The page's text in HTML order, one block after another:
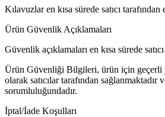
Kılavuzlar en kısa sürede satıcı
Ürün Güvenlik Açıklamaları
Güvenlik açıklamaları en kısa sürede
Ürün Güvenliği Bilgileri, ürün için geçerli
olarak satıcılar tarafından sağlanmaktadır
sorumluluğundadır.
İptal/İade Koşulları